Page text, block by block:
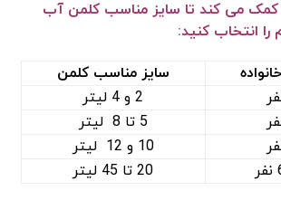
کمک می‌ کند تا سایز مناسب کلمن آب
انتخاب کنید:
سایز مناسب کلمن
2 و 4 لیتر
5 تا 8 لیتر
10 و 12 لیتر
20 تا 45 لیتر